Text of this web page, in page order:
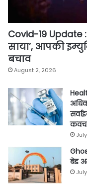
Covid-19 Update
साया’, आपकी
बचाव
August 2, 2026
कवच
बेड